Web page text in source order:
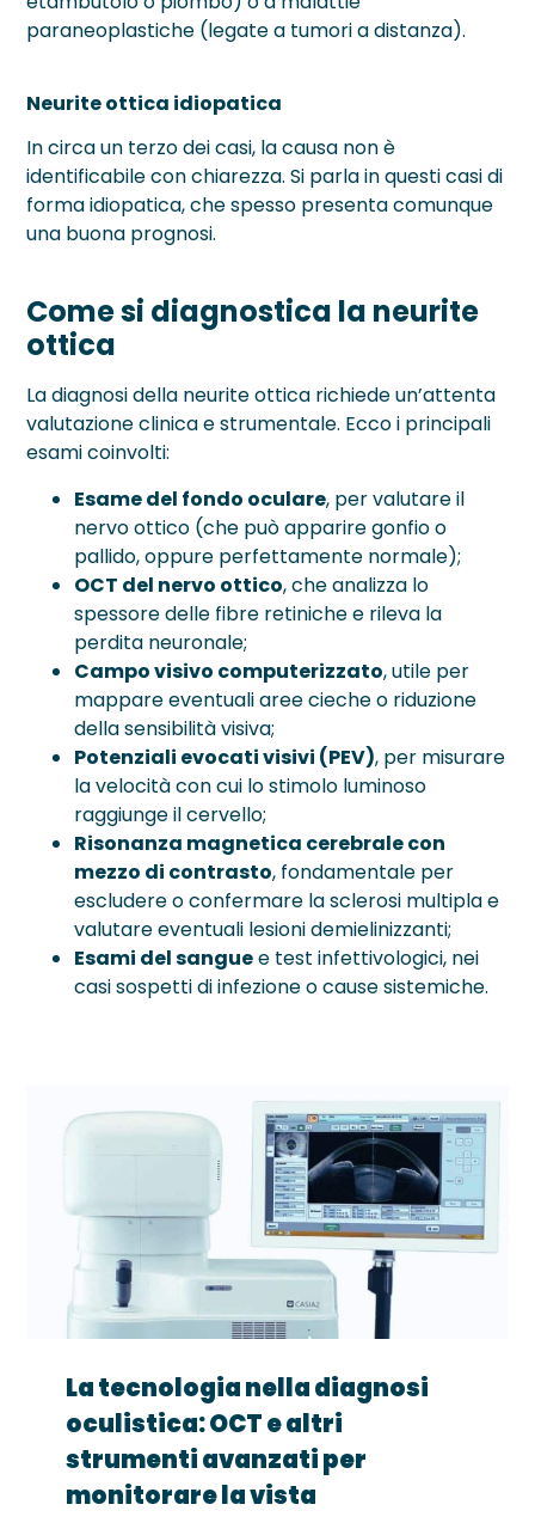
paraneoplastiche (legate a tumori a distanza).
Neurite ottica idiopatica
In circa un terzo dei casi, la causa non è
identificabile con chiarezza. Si parla in questi casi di
forma idiopatica, che spesso presenta comunque
una buona prognosi.
Come si diagnostica la neurite
ottica
La diagnosi della neurite ottica richiede un’attenta
valutazione clinica e strumentale. Ecco i principali
esami coinvolti:
Esame del fondo oculare, per valutare il
nervo ottico (che può apparire gonfio o
pallido, oppure perfettamente normale);
OCT del nervo ottico, che analizza lo
spessore delle fibre retiniche e rileva la
perdita neuronale;
Campo visivo computerizzato, utile per
mappare eventuali aree cieche o riduzione
della sensibilità visiva;
Potenziali evocati visivi (PEV), per misurare
la velocità con cui lo stimolo luminoso
raggiunge il cervello;
Risonanza magnetica cerebrale con
mezzo di contrasto, fondamentale per
escludere o confermare la sclerosi multipla e
valutare eventuali lesioni demielinizzanti;
Esami del sanguee test infettivologici, nei
casi sospetti di infezione o cause sistemiche.
La tecnologia nella diagnosi
oculistica: OCT e altri
strumenti avanzati per
monitorare la vista